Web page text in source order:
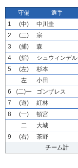
守備 選手
1
(中) 中川圭
2
(三) 宗
3
(捕) 森
4
(指) シュウィンデル
5
(左) 杉本
左
小田
6
(二)一 ゴンザレス
7
(遊) 紅林
8
(一) 頓宮
二
大城
9
(右) 茶野
チーム計
守備 選手
1
(中) 中川圭
2
(三) 宗
3
(捕) 森
4
(指) シュウィンデル
5
(左) 杉本
左
小田
6
(二)一 ゴンザレス
7
(遊) 紅林
8
(一) 頓宮
二
大城
9
(右) 茶野
チーム計
守備 選手
1
(中) 中川圭
2
(三) 宗
3
(捕) 森
4
(指) シュウィンデル
5
(左) 杉本
左
小田
6
(二)一 ゴンザレス
7
(遊) 紅林
8
(一) 頓宮
二
大城
9
(右) 茶野
チーム計
守備 選手
1
(中) 中川圭
2
(三) 宗
3
(捕) 森
4
(指) シュウィンデル
5
(左) 杉本
左
小田
6
(二)一 ゴンザレス
7
(遊) 紅林
8
(一) 頓宮
二
大城
9
(右) 茶野
チーム計